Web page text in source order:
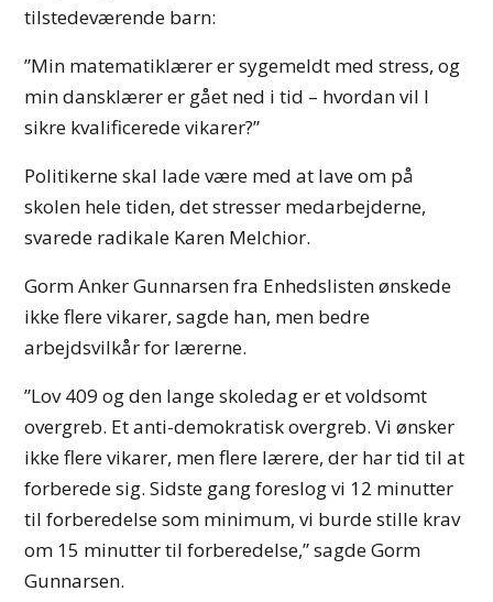
tilstedeværende barn:
”Min matematiklærer er sygemeldt med stress, og
min dansklærer er gået ned i tid – hvordan vil I
sikre kvalificerede vikarer?”
Politikerne skal lade være med at lave om på
skolen hele tiden, det stresser medarbejderne,
svarede radikale Karen Melchior.
Gorm Anker Gunnarsen fra Enhedslisten ønskede
ikke flere vikarer, sagde han, men bedre
arbejdsvilkår for lærerne.
”Lov 409 og den lange skoledag er et voldsomt
overgreb. Et anti-demokratisk overgreb. Vi ønsker
ikke flere vikarer, men flere lærere, der har tid til at
forberede sig. Sidste gang foreslog vi 12 minutter
til forberedelse som minimum, vi burde stille krav
om 15 minutter til forberedelse,” sagde Gorm
Gunnarsen.